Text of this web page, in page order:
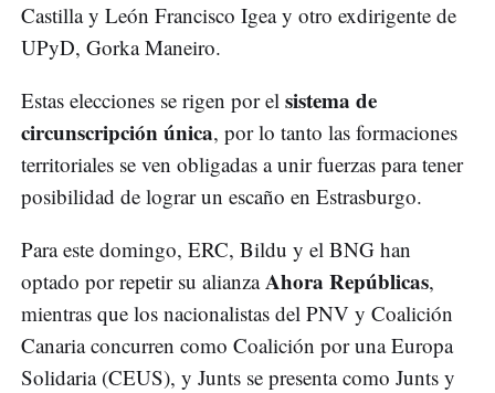
Castilla y León Francisco Igea y otro exdirigente de
UPyD, Gorka Maneiro.
Estas elecciones se rigen por el sistema de
circunscripción única, por lo tanto las formaciones
territoriales se ven obligadas a unir fuerzas para tener
posibilidad de lograr un escaño en Estrasburgo.
Para este domingo, ERC, Bildu y el BNG han
optado por repetir su alianzaAhora Repúblicas,
mientras que los nacionalistas del PNV y Coalición
Canaria concurren como Coalición por una Europa
Solidaria (CEUS), y Junts se presenta como Junts y